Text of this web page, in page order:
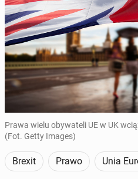
Prawa wielu obywateli UE w UK
(Fot. Getty Images)
Brexit Prawo Unia